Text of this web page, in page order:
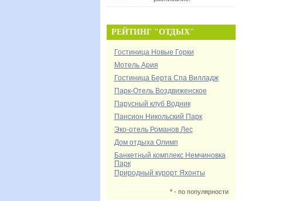
РЕЙТИНГ "ОТДЫХ"
Гостиница Новые Горки
Мотель Ария
Гостиница Берта Спа Вилладж
Парк-Отель Воздвиженское
Парусный клуб Водник
Пансион Никольский Парк
Эко-отель Романов Лес
Дом отдыха Олимп
Банкетный комплекс Немчиновка
Парк
Природный курорт Яхонты
*- по популярности